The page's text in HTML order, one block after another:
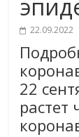
22.09.2022
22
растет